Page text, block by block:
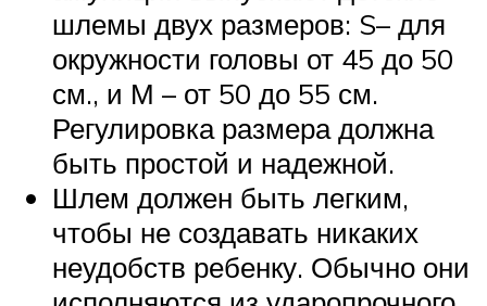
шлемы двух размеров: S– для
окружности головы от 45 до 50
см., и М – от 50 до 55 см.
Регулировка размера должна
быть простой и надежной.
Шлем должен быть легким,
чтобы не создавать никаких
неудобств ребенку. Обычно они